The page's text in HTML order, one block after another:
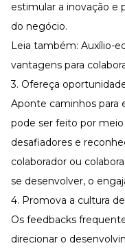
estimular a inovação e
do negócio.
Leia também: Auxílio-
vantagens para
3. Ofereça
Aponte caminhos para
pode ser feito por
desafiadores e
colaborador ou
se desenvolver, o
4. Promova a cultura
Os feedbacks
direcionar o